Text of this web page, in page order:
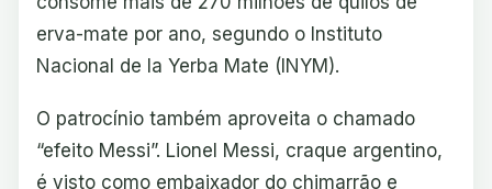
erva-mate por ano, segundo o Instituto
Nacional de la Yerba Mate (INYM).
O patrocínio também aproveita o chamado
“efeito Messi”. Lionel Messi, craque argentino,
é visto como embaixador do chimarrão e